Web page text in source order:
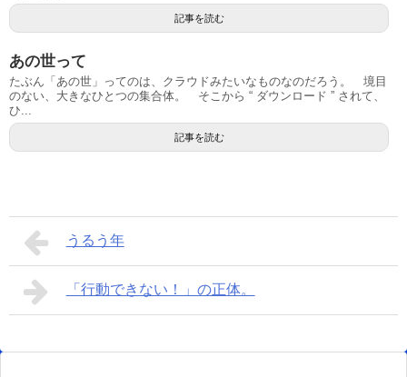
記事を読む
あの世って
たぶん「あの世」ってのは、クラウドみたいなものなのだろう。 境目
のない、大きなひとつの集合体。 そこから “ ダウンロード ” されて、
ひ...
記事を読む
うるう年
「行動できない！」の正体。